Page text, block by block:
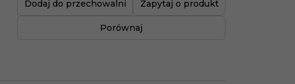
Dodaj do przechowalni Zapytaj o produkt
Porównaj